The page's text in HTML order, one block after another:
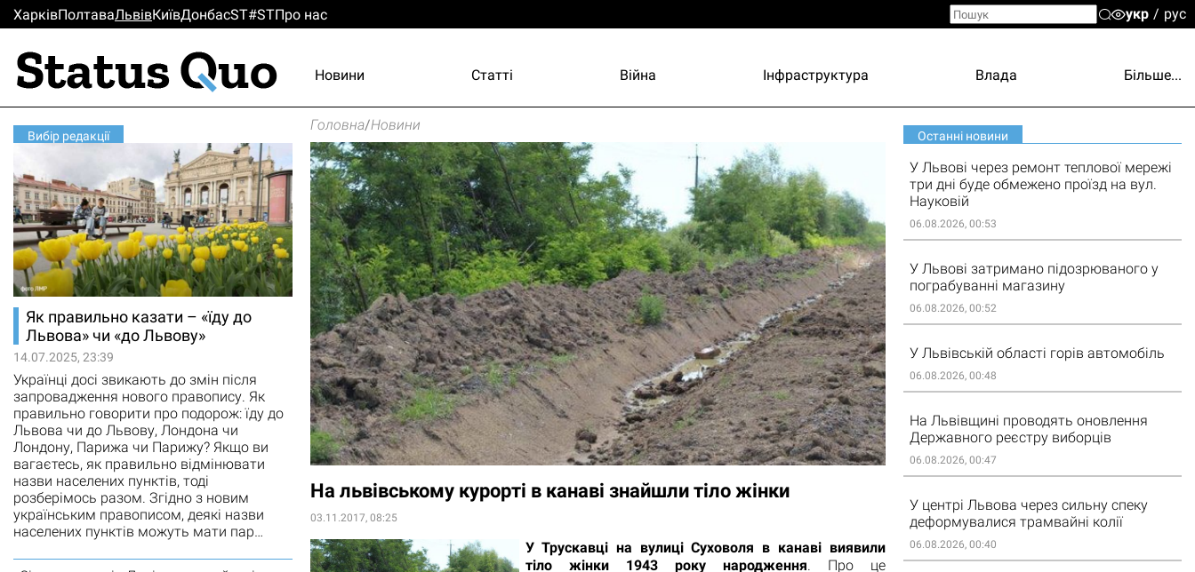
ХарківПолтаваЛьвiвКиïвДонбасST#STПро нас укр рус
Новини Статті Війна Інфраструктура Влада Більше...
Вибір редакції
Як правильно казати – «їду до
Львова» чи «до Львову»
14.07.2025, 23:39
Українці досі звикають до змін після
запровадження нового правопису. Як
правильно говорити про подорож: їду до
Львова чи до Львову, Лондона чи
Лондону, Парижа чи Парижу? Якщо ви
вагаєтесь, як правильно відмінювати
назви населених пунктів, тоді
розберімось разом. Згідно з новим
українським правописом, деякі назви
населених пунктів можуть мати пар…
Головна/Новини
На львівському курорті в канаві знайшли тіло жінки
03.11.2017, 08:25
У Трускавці на вулиці Суховоля в канаві виявили
тіло жінки 1943 року народження. Про це
Останні новини
У Львові через ремонт теплової мережі
три дні буде обмежено проїзд на вул.
Науковій
06.08.2026, 00:53
У Львові затримано підозрюваного у
пограбуванні магазину
06.08.2026, 00:52
У Львівській області горів автомобіль
06.08.2026, 00:48
На Львівщині проводять оновлення
Державного реєстру виборців
06.08.2026, 00:47
У центрі Львова через сильну спеку
деформувалися трамвайні колії
06.08.2026, 00:40